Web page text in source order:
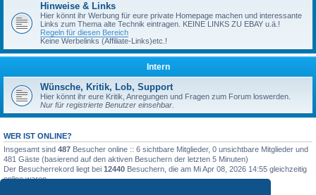
Hinweise & Links
Hier könnt ihr Werbung für eure private Homepage machen und interessante
Links zum Thema alte Technik eintragen. KEINE LINKS ZU EBAY u.ä.!
Regeln für diesen Bereich
Keine Werbelinks (Affiliate-Links)etc.!
Intern
Wünsche, Kritik, Lob, Support
Hier könnt ihr eure Kritik, Anregungen und Fragen zum Forum loswerden.
Nur für registrierte Benutzer einsehbar.
WER IST ONLINE?
Insgesamt sind 487 Besucher online :: 6 sichtbare Mitglieder, 0 unsichtbare Mitglieder und
481 Gäste (basierend auf den aktiven Besuchern der letzten 5 Minuten)
Der Besucherrekord liegt bei 12440 Besuchern, die am Mi Apr 08, 2026 14:55 gleichzeitig
online waren.